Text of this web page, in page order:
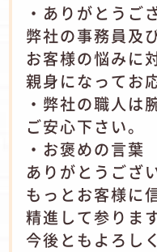
・ありがとうご
弊社の事務員及
お客様の悩みに
親身になってお
・弊社の職人は
ご安心下さい。
・お褒めの言葉
ありがとうござ
もっとお客様に
精進して参りま
今後ともよろし